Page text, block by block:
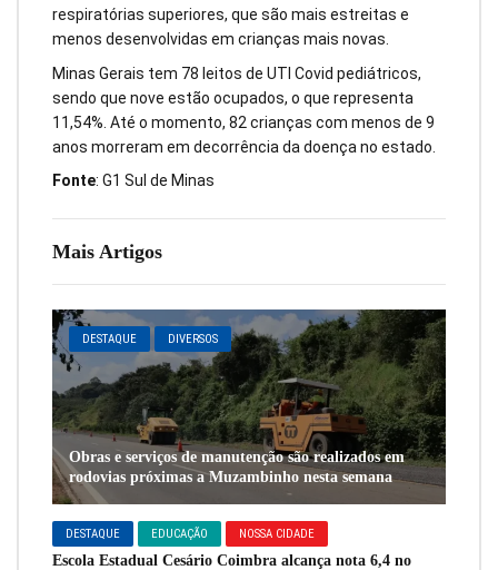
Mais Artigos
DESTAQUE DIVERSOS
Obras e serviços de manutenção são realizados em
rodovias próximas a Muzambinho nesta semana
DESTAQUE EDUCAÇÃO NOSSA CIDADE
Escola Estadual Cesário Coimbra alcança nota 6,4 no
respiratórias superiores, que são mais estreitas e
menos desenvolvidas em crianças mais novas.
Minas Gerais tem 78 leitos de UTI Covid pediátricos,
sendo que nove estão ocupados, o que representa
11,54%. Até o momento, 82 crianças com menos de 9
anos morreram em decorrência da doença no estado.
Fonte: G1 Sul de Minas